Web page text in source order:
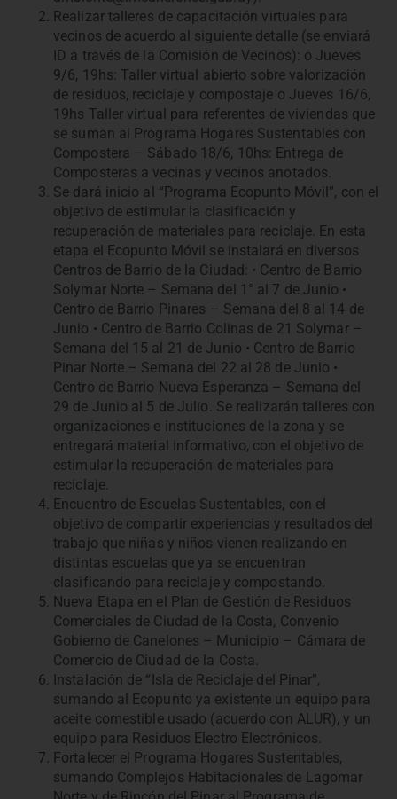
Realizar talleres de capacitación virtuales para
vecinos de acuerdo al siguiente detalle (se enviará
ID a través de la Comisión de Vecinos): o Jueves
9/6, 19hs: Taller virtual abierto sobre valorización
de residuos, reciclaje y compostaje o Jueves 16/6,
19hs Taller virtual para referentes de viviendas que
se suman al Programa Hogares Sustentables con
Compostera – Sábado 18/6, 10hs: Entrega de
Composteras a vecinas y vecinos anotados.
Se dará inicio al “Programa Ecopunto Móvil”, con el
objetivo de estimular la clasificación y
recuperación de materiales para reciclaje. En esta
etapa el Ecopunto Móvil se instalará en diversos
Centros de Barrio de la Ciudad: • Centro de Barrio
Solymar Norte – Semana del 1° al 7 de Junio •
Centro de Barrio Pinares – Semana del 8 al 14 de
Junio • Centro de Barrio Colinas de 21 Solymar –
Semana del 15 al 21 de Junio • Centro de Barrio
Pinar Norte – Semana del 22 al 28 de Junio •
Centro de Barrio Nueva Esperanza – Semana del
29 de Junio al 5 de Julio. Se realizarán talleres con
organizaciones e instituciones de la zona y se
entregará material informativo, con el objetivo de
estimular la recuperación de materiales para
reciclaje.
Encuentro de Escuelas Sustentables, con el
objetivo de compartir experiencias y resultados del
trabajo que niñas y niños vienen realizando en
distintas escuelas que ya se encuentran
clasificando para reciclaje y compostando.
Nueva Etapa en el Plan de Gestión de Residuos
Comerciales de Ciudad de la Costa, Convenio
Gobierno de Canelones – Municipio – Cámara de
Comercio de Ciudad de la Costa.
Instalación de “Isla de Reciclaje del Pinar”,
sumando al Ecopunto ya existente un equipo para
aceite comestible usado (acuerdo con ALUR), y un
equipo para Residuos Electro Electrónicos.
Fortalecer el Programa Hogares Sustentables,
sumando Complejos Habitacionales de Lagomar